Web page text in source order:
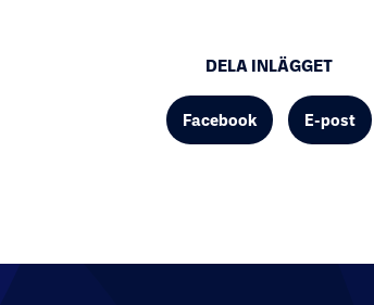
DELA INLÄGGET
Facebook E-post